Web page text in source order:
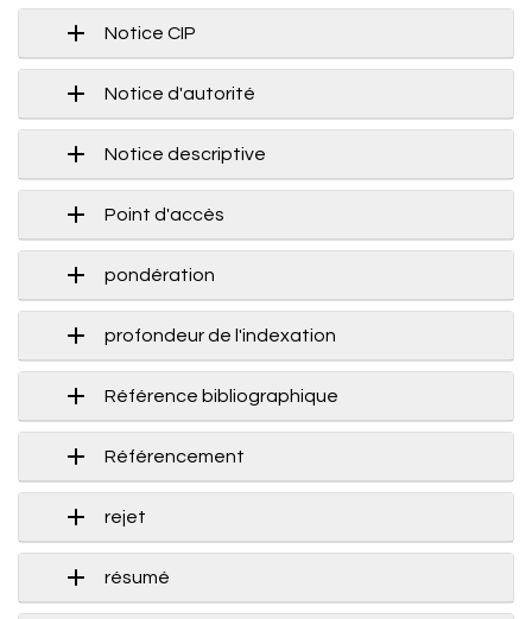
Notice CIP
Notice d'autorité
Notice descriptive
Point d'accès
pondération
profondeur de l'indexation
Référence bibliographique
Référencement
rejet
résumé